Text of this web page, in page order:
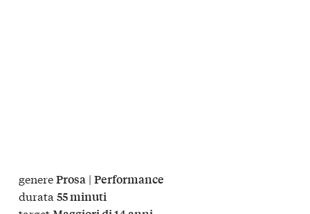
genereProsa | Performance
durata 55 minuti